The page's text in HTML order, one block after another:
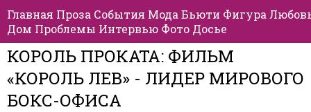
Главная Проза События Мода Бьюти Фигура
Дом Проблемы Интервью Фото Досье
КОРОЛЬ ПРОКАТА: ФИЛЬМ
«КОРОЛЬ ЛЕВ» - ЛИДЕР МИРОВОГО
БОКС-ОФИСА